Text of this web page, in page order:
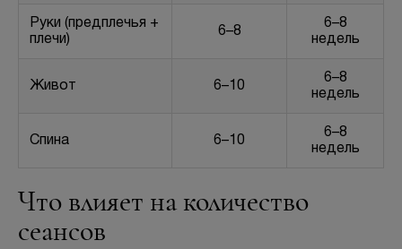
Руки (предплечья +
плечи)
6–8
6–8
недель
Живот 6–10
6–8
недель
Спина 6–10
6–8
недель
Что влияет на количество
сеансов